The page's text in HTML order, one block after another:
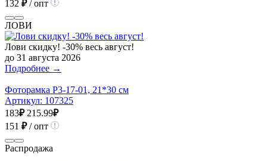
132 ₽/ опт
ЛОВИ
Лови скидку! -30% весь август!
до 31 августа 2026
Подробнее →
Фоторамка Р3-17-01, 21*30 см
Артикул: 107325
183₽ 215.99₽
151 ₽/ опт
Распродажа